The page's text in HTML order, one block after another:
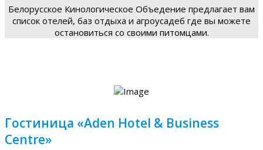
Белорусское Кинологическое Объедение предлагает вам
список отелей, баз отдыха и агроусадеб где вы можете
остановиться со своими питомцами.
Гостиница «Aden Hotel & Business
Centre»